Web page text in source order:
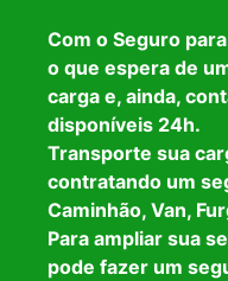
Com o Seguro
o que espera de
carga e, ainda,
disponíveis 24h.
Transporte sua
contratando um
Caminhão, Van,
Para ampliar sua
pode fazer um